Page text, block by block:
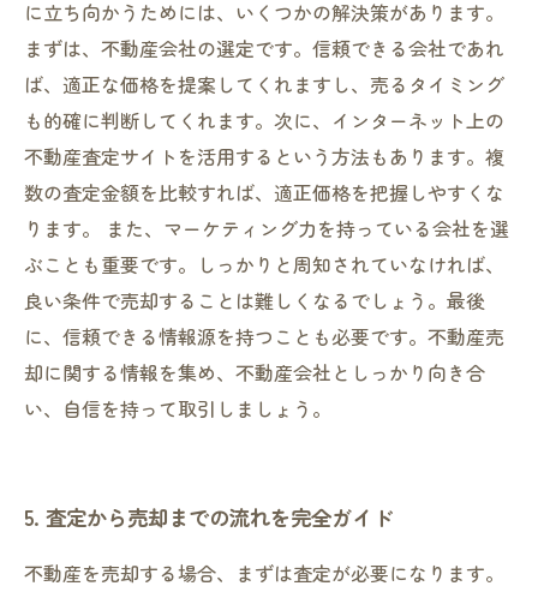
に立ち向かうためには、いくつかの解決策があります。
まずは、不動産会社の選定です。信頼できる会社であれ
ば、適正な価格を提案してくれますし、売るタイミング
も的確に判断してくれます。次に、インターネット上の
不動産査定サイトを活用するという方法もあります。複
数の査定金額を比較すれば、適正価格を把握しやすくな
ります。 また、マーケティング力を持っている会社を選
ぶことも重要です。しっかりと周知されていなければ、
良い条件で売却することは難しくなるでしょう。最後
に、信頼できる情報源を持つことも必要です。不動産売
却に関する情報を集め、不動産会社としっかり向き合
い、自信を持って取引しましょう。
5. 査定から売却までの流れを完全ガイド
不動産を売却する場合、まずは査定が必要になります。